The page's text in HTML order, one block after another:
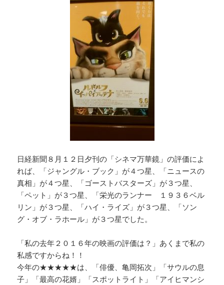
日経新聞８月１２日夕刊の「シネマ万華鏡」の評価によ
れば、「ジャングル・ブック」が４つ星、「ニュースの
真相」が４つ星、「ゴーストバスターズ」が３つ星、
「ペット」が３つ星、「栄光のランナー １９３６ベル
リン」が３つ星、「ハイ・ライズ」が３つ星、「ソン
グ・オブ・ラホール」が３つ星でした。
「私の去年２０１６年の映画の評価は？」あくまで私の
私感ですからね！！
今年の★★★★★は、「俳優、亀岡拓次」「サウルの息
子」「最高の花婿」「スポットライト」「アイヒマンシ